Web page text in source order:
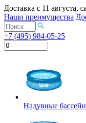
Доставка с 11 августа,
Наши преимущества
+7 (495) 984-05-25
Надувные